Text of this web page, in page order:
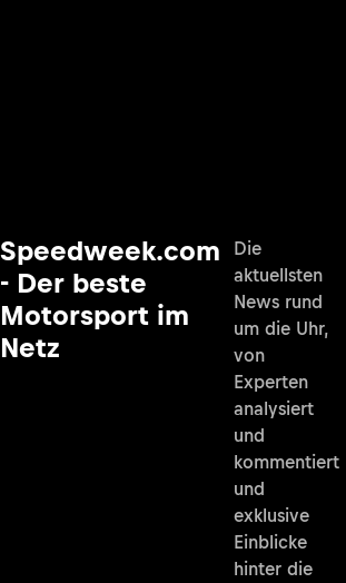
Speedweek.com
- Der beste
Motorsport im
Netz
Die
aktuellsten
News rund
um die Uhr,
von
Experten
analysiert
und
kommentiert
und
exklusive
Einblicke
hinter die